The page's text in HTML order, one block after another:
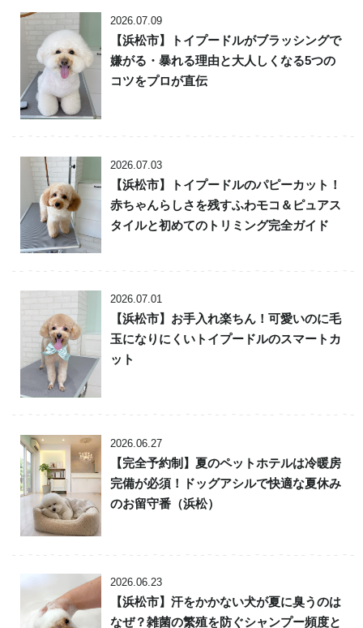
2026.07.09
【浜松市】トイプードルがブラッシングで
嫌がる・暴れる理由と大人しくなる5つの
コツをプロが直伝
2026.07.03
【浜松市】トイプードルのパピーカット！
赤ちゃんらしさを残すふわモコ＆ピュアス
タイルと初めてのトリミング完全ガイド
2026.07.01
【浜松市】お手入れ楽ちん！可愛いのに毛
玉になりにくいトイプードルのスマートカ
ット
2026.06.27
【完全予約制】夏のペットホテルは冷暖房
完備が必須！ドッグアシルで快適な夏休み
のお留守番（浜松）
2026.06.23
【浜松市】汗をかかない犬が夏に臭うのは
なぜ？雑菌の繁殖を防ぐシャンプー頻度と